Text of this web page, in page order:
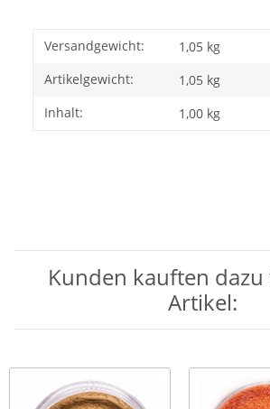
Versandgewicht:
1,05 kg
Artikelgewicht:
1,05 kg
Inhalt:
1,00 kg
Kunden kauften
Artikel: